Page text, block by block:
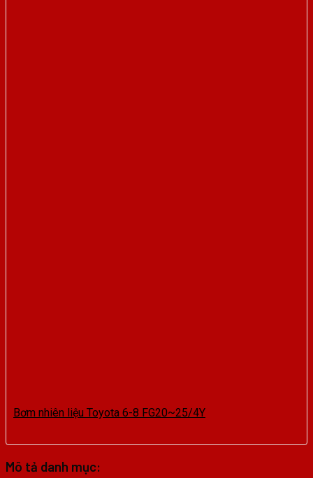
Bơm nhiên liệu Toyota 6-8 FG20~25/4Y
Mô tả danh mục: